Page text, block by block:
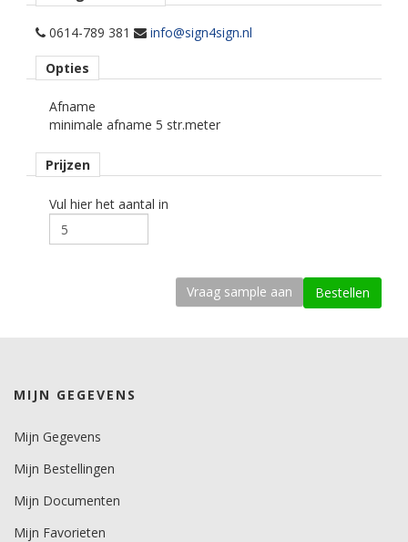
Materiaaltype
Alleen droog plakken!
permanent, transparant, watergebaseerd.
Ondergrond
PE gecoat papier
Maximale krimp (mm)
minimaal 12 graden voor vlakke ondergronden.
minimaal 18 graden voor gebogen ondergronden.
0614-789 381 info@sign4sign.nl
Opties
Afname
minimale afname 5 str.meter
Prijzen
Vul hier het aantal in
MIJN GEGEVENS
Mijn Gegevens
Mijn Bestellingen
Mijn Documenten
Mijn Favorieten